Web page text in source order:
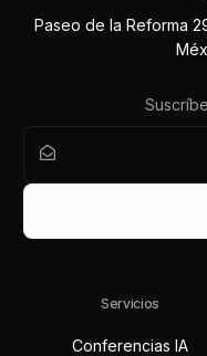
Paseo de la Reforma
Servicios
Conferencias IA